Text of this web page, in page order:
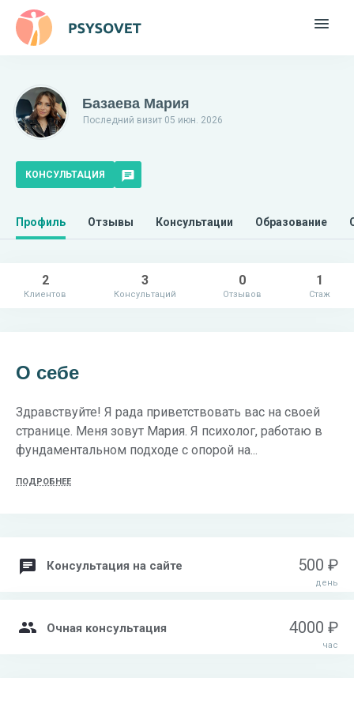
Базаева Мария
Последний визит 05 июн. 2026
КОНСУЛЬТАЦИЯ
Профиль Отзывы Консультации Образование
2
Клиентов
3
Консультаций
0
Отзывов
1
Стаж
О себе
Здравствуйте! Я рада приветствовать вас на своей
странице. Меня зовут Мария. Я психолог, работаю в
фундаментальном подходе с опорой на...
ПОДРОБНЕЕ
Консультация на сайте 500 ₽
день
Очная консультация 4000 ₽
час